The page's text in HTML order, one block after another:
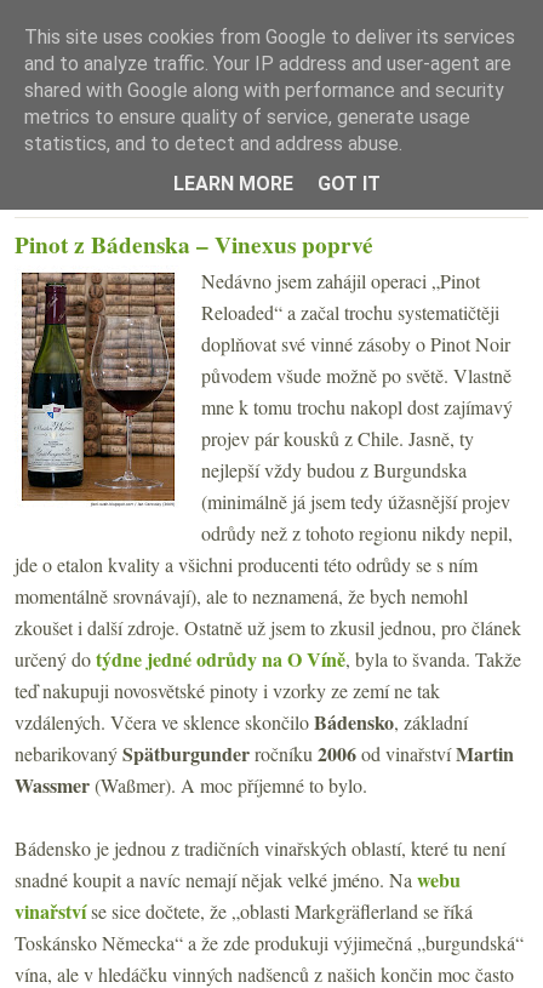
☰ Menu
Pinot z Bádenska – Vinexus poprvé
Nedávno jsem zahájil operaci „Pinot
Reloaded“ a začal trochu systematičtěji
doplňovat své vinné zásoby o Pinot Noir
původem všude možně po světě. Vlastně
mne k tomu trochu nakopl dost zajímavý
projev pár kousků z Chile. Jasně, ty
nejlepší vždy budou z Burgundska
(minimálně já jsem tedy úžasnější projev
odrůdy než z tohoto regionu nikdy nepil,
jde o etalon kvality a všichni producenti této odrůdy se s ním
momentálně srovnávají), ale to neznamená, že bych nemohl
zkoušet i další zdroje. Ostatně už jsem to zkusil jednou, pro článek
určený dotýdne jedné odrůdy na O Víně, byla to švanda. Takže
teď nakupuji novosvětské pinoty i vzorky ze zemí ne tak
vzdálených. Včera ve sklence skončiloBádensko, základní
nebarikovanýSpätburgunderročníku 2006od vinařstvíMartin
Wassmer(Waßmer). A moc příjemné to bylo.
Bádensko je jednou z tradičních vinařských oblastí, které tu není
snadné koupit a navíc nemají nějak velké jméno. Na webu
vinařstvíse sice dočtete, že „oblasti Markgräflerland se říká
Toskánsko Německa“ a že zde produkuji výjimečná „burgundská“
vína, ale v hledáčku vinných nadšenců z našich končin moc často
This site uses cookies from Google to deliver its services
and to analyze traffic. Your IP address and user-agent are
shared with Google along with performance and security
metrics to ensure quality of service, generate usage
statistics, and to detect and address abuse.
LEARN MORE
GOT IT